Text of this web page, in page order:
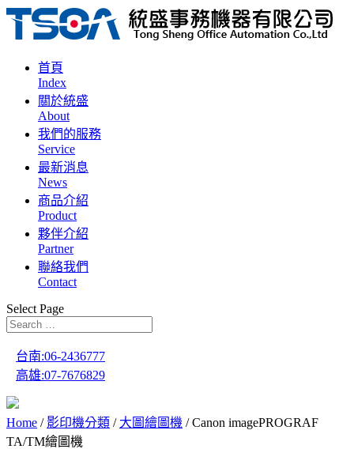
首頁
Index
關於統盛
About
我們的服務
Service
最新消息
News
商品介紹
Product
夥伴介紹
Partner
聯絡我們
Contact
Select Page
台南:06-2436777
高雄:07-7676829
Home / 影印機分類 / 大圖繪圖機 / Canon imagePROGRAF
TA/TM繪圖機